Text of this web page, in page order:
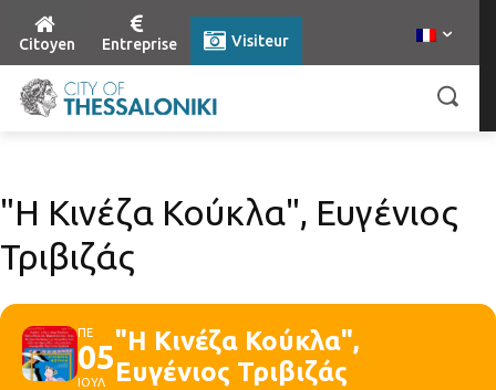
Citoyen Entreprise Visiteur
"Η Κινέζα Κούκλα", Ευγένιος
Τριβιζάς
ΠΕ
05
ΙΟΥΛ
"Η Κινέζα Κούκλα",
Ευγένιος Τριβιζάς